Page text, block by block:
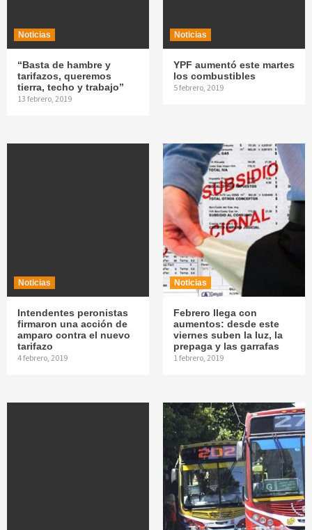
Noticias
“Basta de hambre y
tarifazos, queremos
tierra, techo y trabajo”
13 febrero, 2019
Noticias
YPF aumentó este martes
los combustibles
5 febrero, 2019
Noticias
Intendentes peronistas
firmaron una acción de
amparo contra el nuevo
tarifazo
4 febrero, 2019
Noticias
Febrero llega con
aumentos: desde este
viernes suben la luz, la
prepaga y las garrafas
1 febrero, 2019